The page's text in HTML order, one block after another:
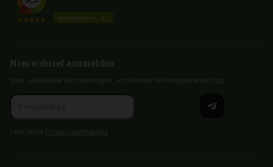
Nieuwsbrief aanmelden
Voor wekelijkse aanbiedingen, activiteiten en inspirerende tips
Lees onze Privacyverklaring